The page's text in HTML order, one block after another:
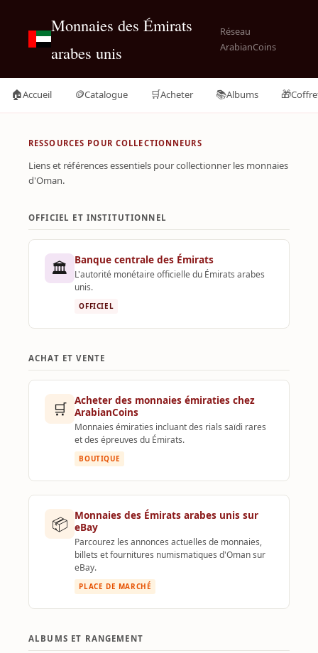
Monnaies des Émirats
arabes unis
Réseau
ArabianCoins
🏠Accueil 🪙Catalogue 🛒Acheter 📚Albums 🎁
RESSOURCES POUR COLLECTIONNEURS
Liens et références essentiels pour collectionner les monnaies
d'Oman.
OFFICIEL ET INSTITUTIONNEL
🏛️ Banque centrale des Émirats
L'autorité monétaire officielle du Émirats arabes
unis.
OFFICIEL
ACHAT ET VENTE
🛒 Acheter des monnaies émiraties chez
ArabianCoins
Monnaies émiraties incluant des rials saïdi rares
et des épreuves du Émirats.
BOUTIQUE
📦 Monnaies des Émirats arabes unis sur
eBay
Parcourez les annonces actuelles de monnaies,
billets et fournitures numismatiques d'Oman sur
eBay.
PLACE DE MARCHÉ
ALBUMS ET RANGEMENT